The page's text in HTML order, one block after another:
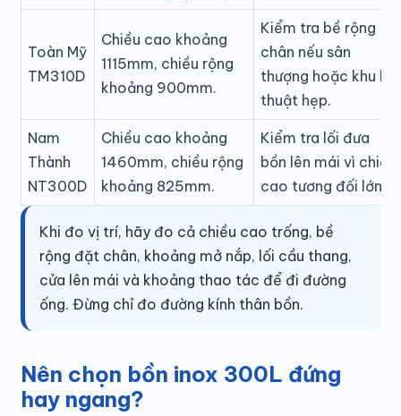
Toàn Mỹ
TM310D
Chiều cao khoảng
1115mm, chiều rộng
khoảng 900mm.
Kiểm tra bề rộng
chân nếu sân
thượng hoặc khu kỹ
thuật hẹp.
Nam
Thành
NT300D
Chiều cao khoảng
1460mm, chiều rộng
khoảng 825mm.
Kiểm tra lối đưa
bồn lên mái vì chiều
cao tương đối lớn.
Khi đo vị trí, hãy đo cả chiều cao trống, bề
rộng đặt chân, khoảng mở nắp, lối cầu thang,
cửa lên mái và khoảng thao tác để đi đường
ống. Đừng chỉ đo đường kính thân bồn.
Nên chọn bồn inox 300L đứng
hay ngang?